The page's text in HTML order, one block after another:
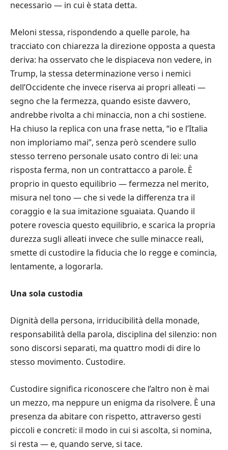
necessario — in cui è stata detta.
Meloni stessa, rispondendo a quelle parole, ha
tracciato con chiarezza la direzione opposta a questa
deriva: ha osservato che le dispiaceva non vedere, in
Trump, la stessa determinazione verso i nemici
dell’Occidente che invece riserva ai propri alleati —
segno che la fermezza, quando esiste davvero,
andrebbe rivolta a chi minaccia, non a chi sostiene.
Ha chiuso la replica con una frase netta, “io e l’Italia
non imploriamo mai”, senza però scendere sullo
stesso terreno personale usato contro di lei: una
risposta ferma, non un contrattacco a parole. È
proprio in questo equilibrio — fermezza nel merito,
misura nel tono — che si vede la differenza tra il
coraggio e la sua imitazione sguaiata. Quando il
potere rovescia questo equilibrio, e scarica la propria
durezza sugli alleati invece che sulle minacce reali,
smette di custodire la fiducia che lo regge e comincia,
lentamente, a logorarla.
Una sola custodia
Dignità della persona, irriducibilità della monade,
responsabilità della parola, disciplina del silenzio: non
sono discorsi separati, ma quattro modi di dire lo
stesso movimento. Custodire.
Custodire significa riconoscere che l’altro non è mai
un mezzo, ma neppure un enigma da risolvere. È una
presenza da abitare con rispetto, attraverso gesti
piccoli e concreti: il modo in cui si ascolta, si nomina,
si resta — e, quando serve, si tace.